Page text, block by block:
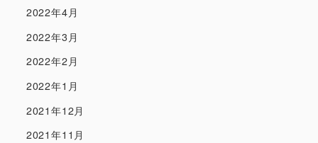
2022年4月
2022年3月
2022年2月
2022年1月
2021年12月
2021年11月